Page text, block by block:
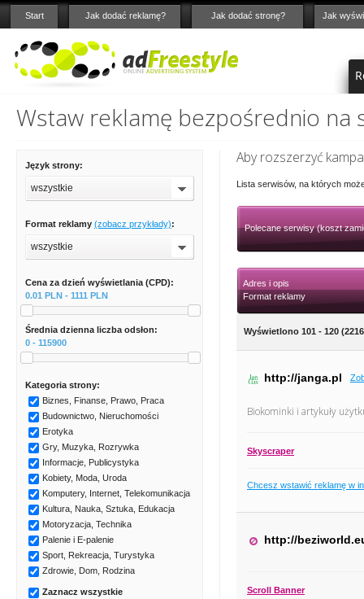
Start Jak dodać reklamę? Jak dodać stronę? Jak
Wstaw reklamę bezpośrednio na
Język strony:
wszystkie
Format reklamy (zobacz przykłady):
wszystkie
Cena za dzień wyświetlania (CPD):
0.01 PLN - 1111 PLN
Średnia dzienna liczba odsłon:
0 - 115900
Kategoria strony:
Biznes, Finanse, Prawo, Praca
Budownictwo, Nieruchomości
Erotyka
Gry, Muzyka, Rozrywka
Informacje, Publicystyka
Kobiety, Moda, Uroda
Komputery, Internet, Telekomunikacja
Kultura, Nauka, Sztuka, Edukacja
Motoryzacja, Technika
Palenie i E-palenie
Sport, Rekreacja, Turystyka
Zdrowie, Dom, Rodzina
Zaznacz wszystkie
Aby rozszerzyć
Lista serwisów, na których
Polecane serwisy (koszt
Adres i opis
Format reklamy
Wyświetlono 101 - 120
http://janga.pl
Biokominki i artykuły
Skyscraper
Chcesz wstawić reklamę w
http://
Scroll Banner